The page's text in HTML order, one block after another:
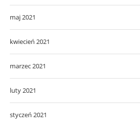
maj 2021
kwiecień 2021
marzec 2021
luty 2021
styczeń 2021